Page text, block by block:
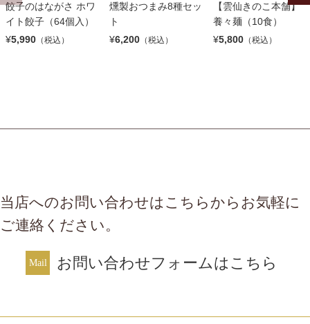
餃子のはながさ ホワ
イト餃子（64個入）
¥5,990 （税込）
燻製おつまみ8種セッ
ト
¥6,200 （税込）
【雲仙きのこ本舗】
養々麺（10食）
¥5,800 （税込）
当店へのお問い合わせはこちらからお気軽に
ご連絡ください。
お問い合わせフォームはこちら